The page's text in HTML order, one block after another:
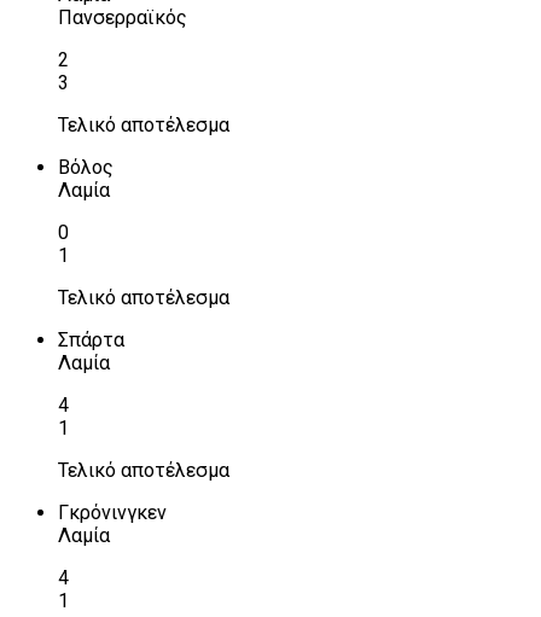
Πανσερραϊκός
2
3
Τελικό αποτέλεσμα
Βόλος
Λαμία
0
1
Τελικό αποτέλεσμα
Σπάρτα
Λαμία
4
1
Τελικό αποτέλεσμα
Γκρόνινγκεν
Λαμία
4
1